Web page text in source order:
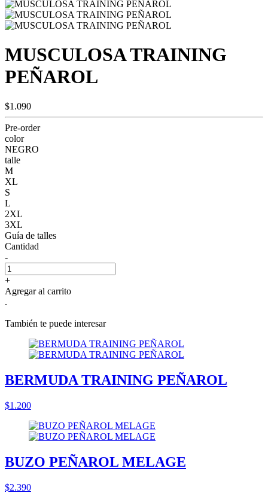
MUSCULOSA TRAINING
PEÑAROL
$1.090
Pre-order
color
NEGRO
talle
M
XL
S
L
2XL
3XL
Guía de talles
Cantidad
-
+
Agregar al carrito
.
También te puede interesar
BERMUDA TRAINING PEÑAROL
$1.200
BUZO PEÑAROL MELAGE
$2.390